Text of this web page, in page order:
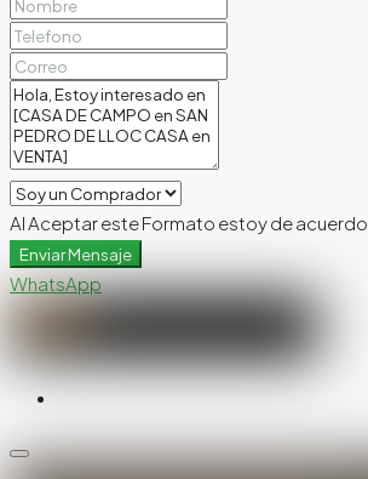
Al Aceptar este Formato estoy de acuerdo
Enviar Mensaje
WhatsApp